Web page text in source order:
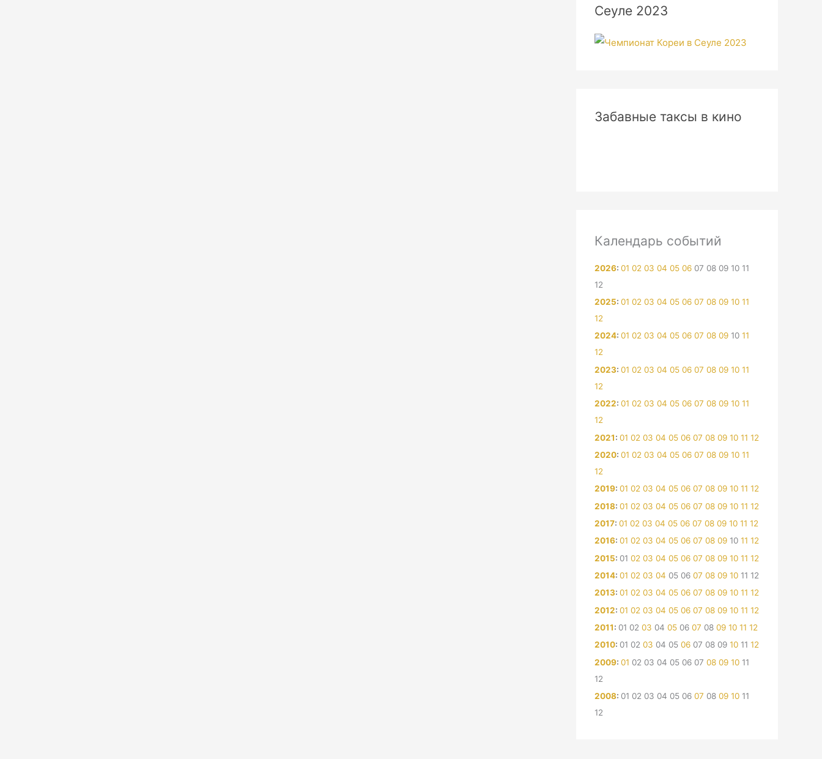
Сеуле 2023
Забавные таксы в кино
Календарь событий
2026: 01 02 03 04 05 06 07 08 09 10 11
12
2025: 01 02 03 04 05 06 07 08 09 10 11
12
2024: 01 02 03 04 05 06 07 08 09 10 11
12
2023: 01 02 03 04 05 06 07 08 09 10 11
12
2022: 01 02 03 04 05 06 07 08 09 10 11
12
2021: 01 02 03 04 05 06 07 08 09 10 11 12
2020: 01 02 03 04 05 06 07 08 09 10 11
12
2019: 01 02 03 04 05 06 07 08 09 10 11 12
2018: 01 02 03 04 05 06 07 08 09 10 11 12
2017: 01 02 03 04 05 06 07 08 09 10 11 12
2016: 01 02 03 04 05 06 07 08 09 10 11 12
2015: 01 02 03 04 05 06 07 08 09 10 11 12
2014: 01 02 03 04 05 06 07 08 09 10 11 12
2013: 01 02 03 04 05 06 07 08 09 10 11 12
2012: 01 02 03 04 05 06 07 08 09 10 11 12
2011: 01 02 03 04 05 06 07 08 09 10 11 12
2010: 01 02 03 04 05 06 07 08 09 10 11 12
2009: 01 02 03 04 05 06 07 08 09 10 11
12
2008: 01 02 03 04 05 06 07 08 09 10 11
12